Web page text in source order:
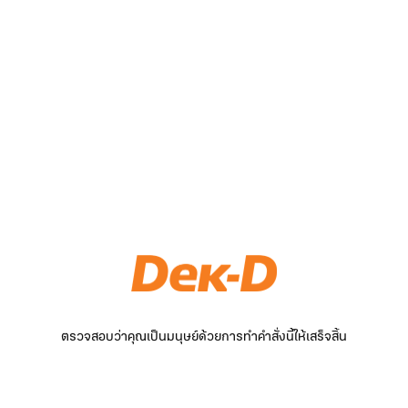
ตรวจสอบว่าคุณเป็นมนุษย์ด้วยการทำคำสั่งนี้ให้เสร็จสิ้น